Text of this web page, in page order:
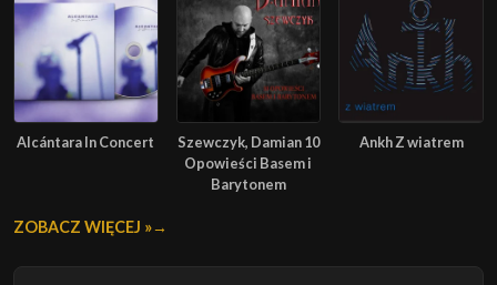
Alcántara In Concert
Szewczyk, Damian 10
Opowieści Basem i
Barytonem
Ankh Z wiatrem
ZOBACZ WIĘCEJ »